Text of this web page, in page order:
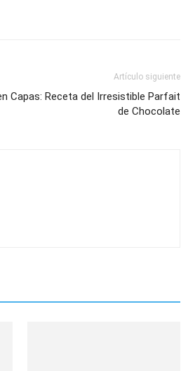
Artículo siguiente
Capas: Receta del Irresistible Parfait
de Chocolate